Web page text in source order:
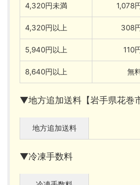
4,320円未満 1,078
4,320円以上 308
5,940円以上 110
8,640円以上 無
▼地方追加送料【岩手県花巻
地方追加送料
▼冷凍手数料